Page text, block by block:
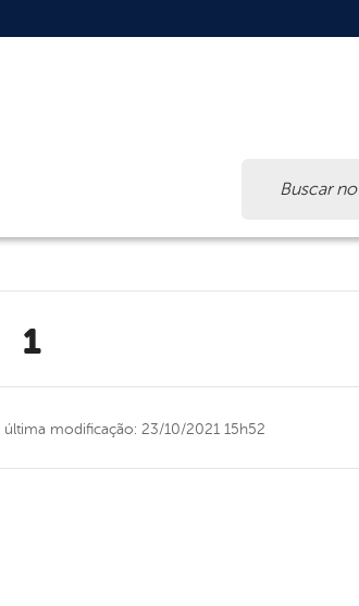
1
última modificação: 23/10/2021 15h52